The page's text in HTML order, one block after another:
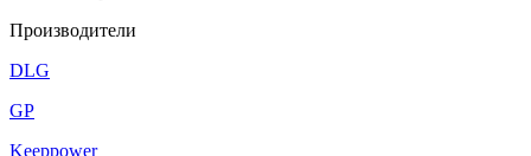
Производители
DLG
GP
Keeppower